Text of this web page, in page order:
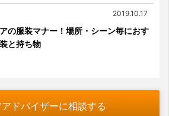
2019.10.17
の服装マナー！場所・シーン毎におす
と持ち物
ドバイザーに相談する